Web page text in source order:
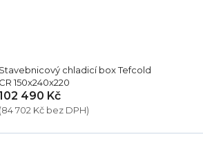
Stavebnicový chladicí box Tefcold
CR 150x240x220
490 Kč
(84 702 Kč bez DPH)